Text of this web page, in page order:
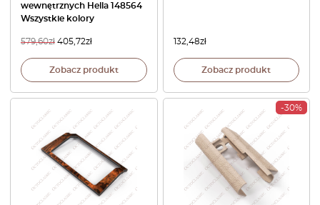
wewnętrznych Hella 148564
Wszystkie kolory
579,60zł 405,72zł
Zobacz produkt
132,48zł
Zobacz produkt
-30%